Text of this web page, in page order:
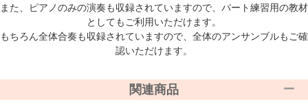
また、ピアノのみの演奏も収録されていますので、パート練習用の教材
としてもご利用いただけます。
もちろん全体合奏も収録されていますので、全体のアンサンブルもご確
認いただけます。
関連商品